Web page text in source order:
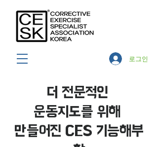
로그인
더 전문적인
운동지도를 위해
만들어진 CES 기능해부